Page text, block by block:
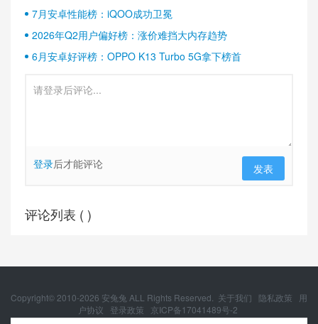
7月安卓性能榜：iQOO成功卫冕
2026年Q2用户偏好榜：涨价难挡大内存趋势
6月安卓好评榜：OPPO K13 Turbo 5G拿下榜首
登录后才能评论 发表
评论列表 ( )
Copyright© 2010-2026 安兔兔 ALL Rights Reserved. 关于我们 隐私政策
用
户协议
登录政策
京ICP备17041489号-2